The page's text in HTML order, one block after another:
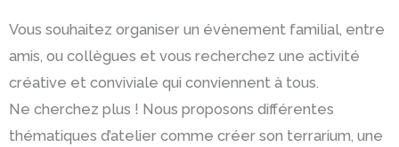
Vous souhaitez organiser un évènement familial, entre
amis, ou collègues et vous recherchez une activité
créative et conviviale qui conviennent à tous.
Ne cherchez plus ! Nous proposons différentes
thématiques d’atelier comme créer son terrarium, une